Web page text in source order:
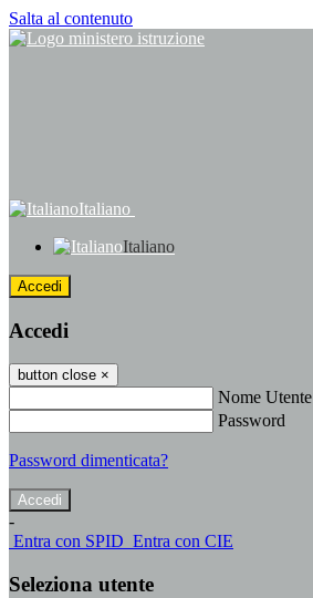
Salta al contenuto
Italiano
Italiano
Accedi
Accedi
button close ×
Nome Utente
Password
Password dimenticata?
-
Entra con SPID Entra con CIE
Seleziona utente